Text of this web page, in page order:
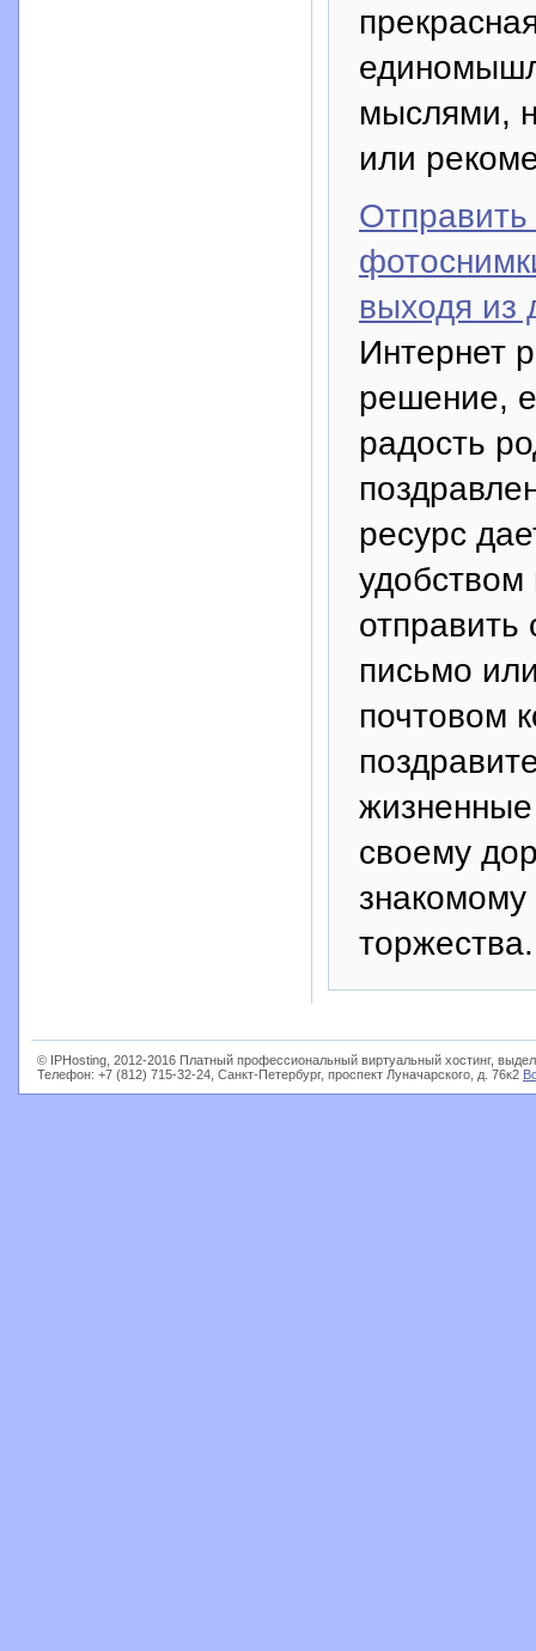
мыслями,
или
выходя из
Интернет
решение,
радость
ресурс
отправить
письмо
почтовом
жизненные
своему
торжества.
© IPHosting, 2012-2016 Платный профессиональный виртуальный хостинг,
Телефон: +7 (812) 715-32-24, Санкт-Петербург, проспект Луначарского, д. 76к2